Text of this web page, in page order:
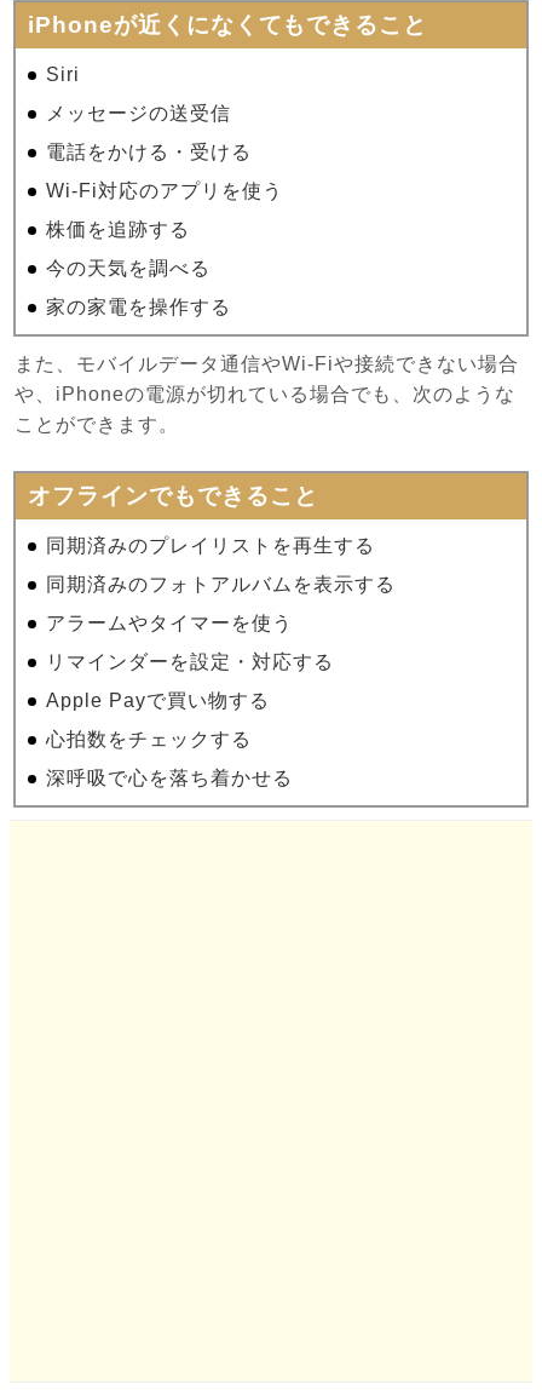
iPhoneが近くになくてもできること
Siri
メッセージの送受信
電話をかける・受ける
Wi-Fi対応のアプリを使う
株価を追跡する
今の天気を調べる
家の家電を操作する
また、モバイルデータ通信やWi-Fiや接続できない場合
や、iPhoneの電源が切れている場合でも、次のような
ことができます。
オフラインでもできること
同期済みのプレイリストを再生する
同期済みのフォトアルバムを表示する
アラームやタイマーを使う
リマインダーを設定・対応する
Apple Payで買い物する
心拍数をチェックする
深呼吸で心を落ち着かせる